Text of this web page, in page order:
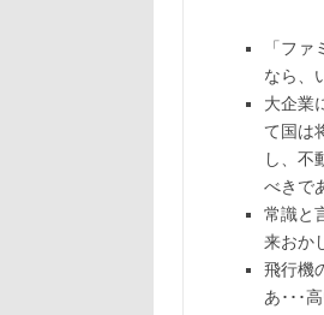
「フ
なら、
大企業
て国は
し、不
べきで
常識と
来おか
飛行機
あ･･･